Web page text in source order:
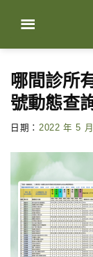
content
哪間診所
號動態查
日期： 2022 年 5